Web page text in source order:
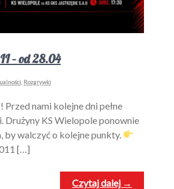
II – od 28.04
Rozgrywki
Przed nami kolejne dni pełne
Drużyny KS Wielopole ponownie
by walczyć o kolejne punkty.
[…]
Czytaj dalej →